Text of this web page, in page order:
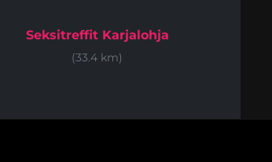
Seksitreffit Karjalohja
(33.4 km)